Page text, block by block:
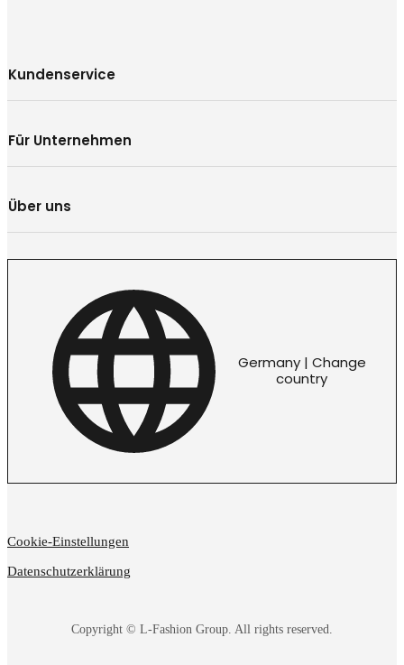
Kundenservice
Für Unternehmen
Über uns
Germany | Change
country
Copyright © L-Fashion Group. All rights reserved.
Cookie-Einstellungen
Datenschutzerklärung